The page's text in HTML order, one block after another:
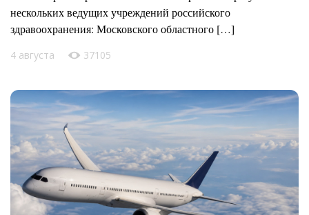
нескольких ведущих учреждений российского
здравоохранения: Московского областного […]
4 августа 37105